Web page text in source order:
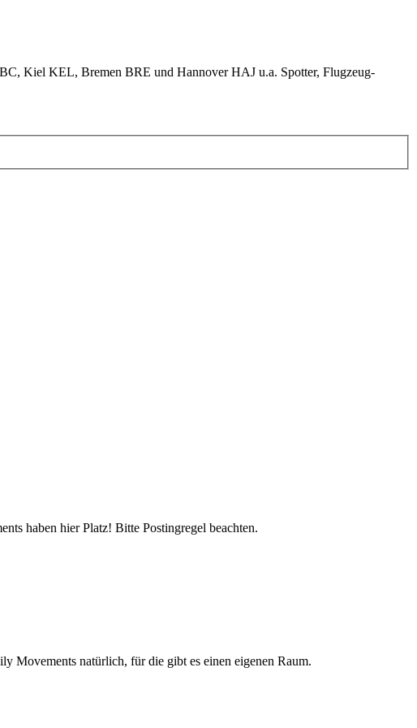
Kiel KEL, Bremen BRE und Hannover HAJ u.a. Spotter, Flugzeug-
haben hier Platz! Bitte Postingregel beachten.
Movements natürlich, für die gibt es einen eigenen Raum.